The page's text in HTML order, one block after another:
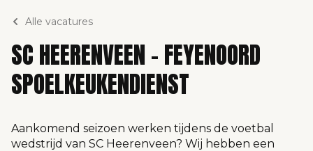
Alle vacatures
SC HEERENVEEN – FEYENOORD
SPOELKEUKENDIENST
Aankomend seizoen werken tijdens de voetbal
wedstrijd van SC Heerenveen? Wij hebben een